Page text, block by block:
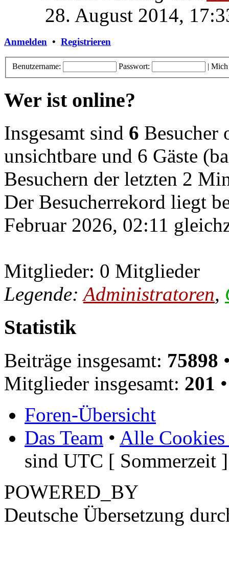
28. August 2014,
Anmelden • Registrieren
Benutzername: Passwort: | Mich
Wer ist online?
Insgesamt sind 6 Besucher
unsichtbare und 6 Gäste
Besuchern der letzten 2
Der Besucherrekord liegt
Februar 2026, 02:11
Mitglieder: 0 Mitglieder
Legende:Administratoren,
Statistik
Beiträge insgesamt: 75898
Mitglieder insgesamt: 201
Foren-Übersicht
Das Team • Alle Cookies
sind UTC [ Sommerzeit ]
POWERED_BY
Deutsche Übersetzung